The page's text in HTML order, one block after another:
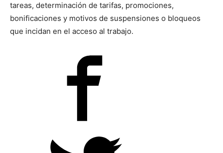
tareas, determinación de tarifas, promociones,
bonificaciones y motivos de suspensiones o bloqueos
que incidan en el acceso al trabajo.